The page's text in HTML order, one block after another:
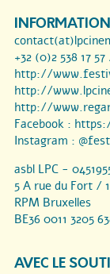
+32 (0)2 538 17
http://
http://
http://
Facebook :
Instagram :
asbl LPC -
5 A rue du Fort /
RPM Bruxelles
BE36 0011 3205
AVEC LE